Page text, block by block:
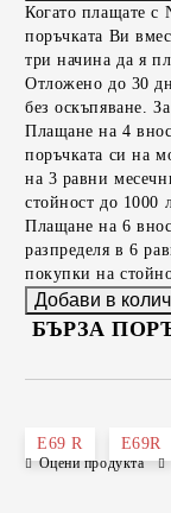
Когато плащате с
поръчката Ви
три начина да я
Отложено до 30
без оскъпяване.
Плащане на 4
поръчката си на
на 3 равни
стойност до 1000
Плащане на 6
разпределя в 6
покупки на
БЪРЗА
E69 R E69R
Оцени продукта